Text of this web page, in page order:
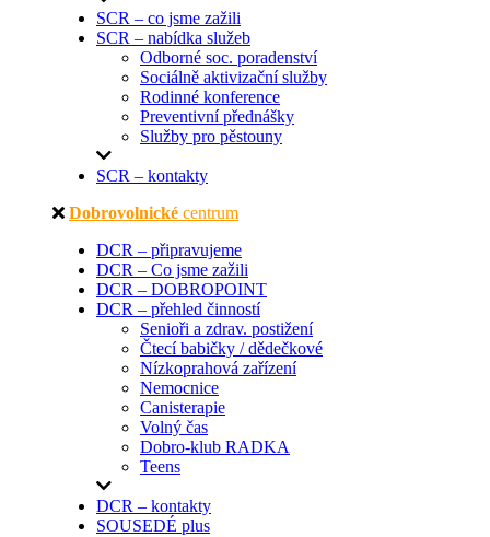
SCR – co jsme zažili
SCR – nabídka služeb
Odborné soc. poradenství
Sociálně aktivizační služby
Rodinné konference
Preventivní přednášky
Služby pro pěstouny
SCR – kontakty
Dobrovolnické centrum
DCR – připravujeme
DCR – Co jsme zažili
DCR – DOBROPOINT
DCR – přehled činností
Senioři a zdrav. postižení
Čtecí babičky / dědečkové
Nízkoprahová zařízení
Nemocnice
Canisterapie
Volný čas
Dobro-klub RADKA
Teens
DCR – kontakty
SOUSEDÉ plus